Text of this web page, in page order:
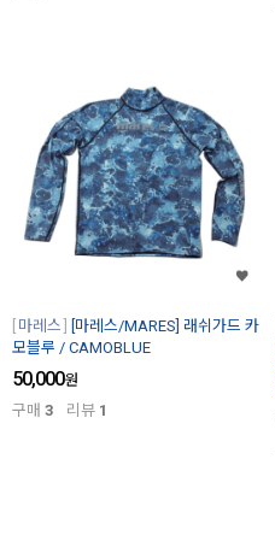
마레스
[마레스/MARES] 래쉬가드 카
모블루 / CAMOBLUE
50,000원
구매 3 리뷰 1